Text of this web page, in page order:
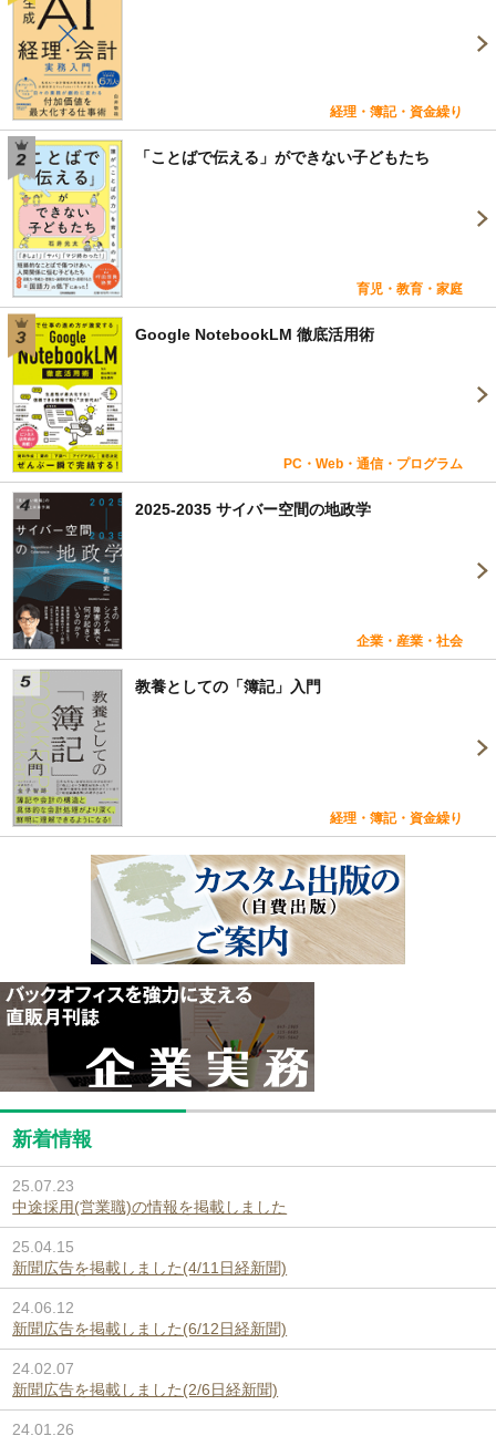
経理・簿記・資金繰り
「ことばで伝える」ができない子どもたち
育児・教育・家庭
Google NotebookLM 徹底活用術
PC・Web・通信・プログラム
2025-2035 サイバー空間の地政学
企業・産業・社会
教養としての「簿記」入門
経理・簿記・資金繰り
新着情報
25.07.23
中途採用(営業職)の情報を掲載しました
25.04.15
新聞広告を掲載しました(4/11日経新聞)
24.06.12
新聞広告を掲載しました(6/12日経新聞)
24.02.07
新聞広告を掲載しました(2/6日経新聞)
24.01.26